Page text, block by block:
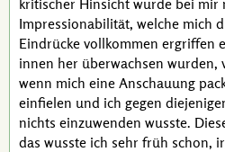
kritischer Hinsicht wurde bei mir
Impressionabilität, welche mich
Eindrücke vollkommen ergriffen
innen her überwachsen wurden,
wenn mich eine Anschauung
einfielen und ich gegen
nichts einzuwenden wusste.
das wusste ich sehr früh schon,